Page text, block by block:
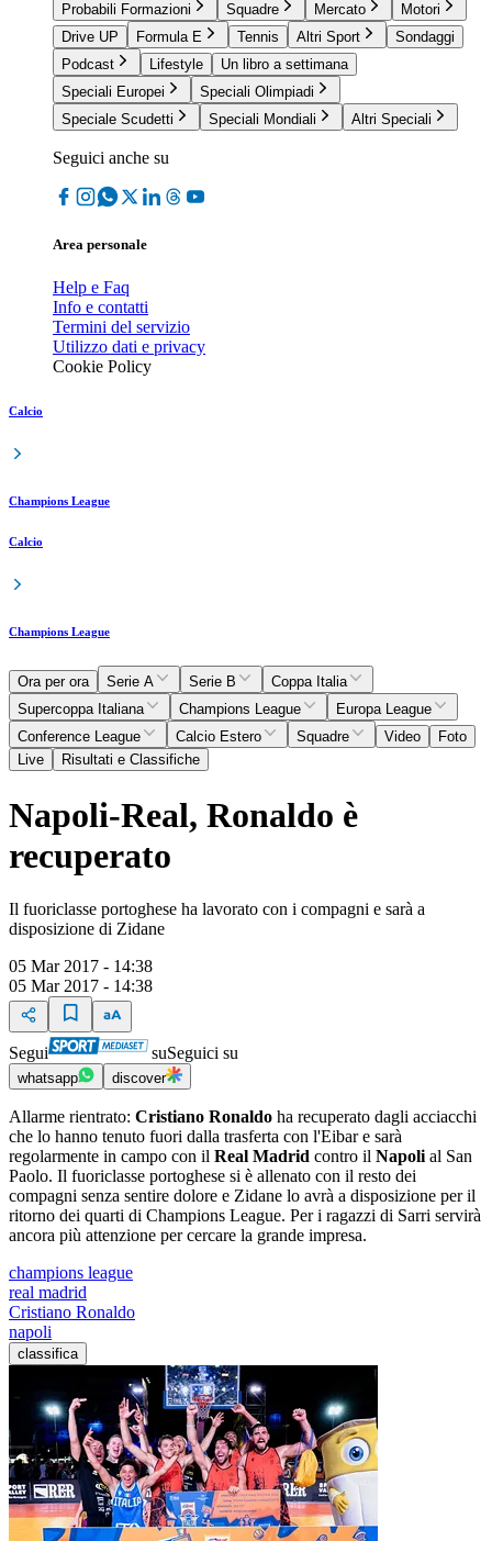
Probabili Formazioni
Squadre Mercato
Motori
Drive UP
Formula E Tennis Altri Sport
Sondaggi
Podcast
Lifestyle
Un libro a settimana
Speciali Europei
Speciali Olimpiadi
Speciale Scudetti
Speciali Mondiali Altri Speciali
Seguici anche su
Area personale
Help e Faq
Info e contatti
Termini del servizio
Utilizzo dati e privacy
Cookie Policy
Calcio
Champions League
Calcio
Champions League
Ora per ora Serie A Serie B
Coppa Italia
Supercoppa Italiana
Champions League
Europa League
Conference League
Calcio Estero Squadre Video
Foto
Live
Risultati e Classifiche
Napoli-Real, Ronaldo è
recuperato
Il fuoriclasse portoghese ha lavorato con i compagni e sarà a
disposizione di Zidane
05 Mar 2017 - 14:38
05 Mar 2017 - 14:38
Segui suSeguici su
whatsapp discover
Allarme rientrato: Cristiano Ronaldo ha recuperato dagli acciacchi
che lo hanno tenuto fuori dalla trasferta con l'Eibar e sarà
regolarmente in campo con il Real Madrid contro il Napoli al San
Paolo. Il fuoriclasse portoghese si è allenato con il resto dei
compagni senza sentire dolore e Zidane lo avrà a disposizione per il
ritorno dei quarti di Champions League. Per i ragazzi di Sarri servirà
ancora più attenzione per cercare la grande impresa.
champions league
real madrid
Cristiano Ronaldo
napoli
classifica